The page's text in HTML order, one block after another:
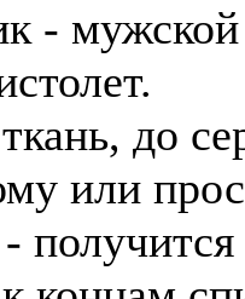
-
до
или
-